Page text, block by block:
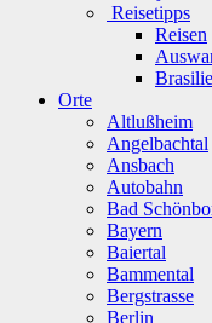
Reisetipps
Reisen
Orte
Altlußheim
Angelbachtal
Ansbach
Autobahn
Bad
Bayern
Baiertal
Bammental
Bergstrasse
Berlin